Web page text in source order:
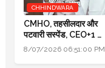
CHHINDWARA
CMHO, तहसीलदार और
पटवारी सस्पेंड, CEO+1 का
सैलरी इंक्रीमेंट स्टॉप,
8/07/2026 06:51:00 PM